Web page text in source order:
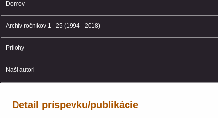
Domov
Archív ročníkov 1 - 25 (1994 - 2018)
Prílohy
Naši autori
Detail príspevku/publikácie